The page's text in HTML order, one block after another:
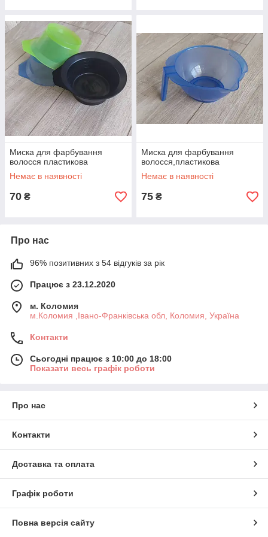
Миска для фарбування
волосся пластикова
Немає в наявності
70 ₴
Миска для фарбування
волосся,пластикова
Немає в наявності
75 ₴
Про нас
96% позитивних з 54 відгуків за рік
Працює з 23.12.2020
м. Коломия
м.Коломия ,Івано-Франківська обл, Коломия, Україна
Контакти
Сьогодні працює з 10:00 до 18:00
Показати весь графік роботи
Про нас
Контакти
Доставка та оплата
Графік роботи
Повна версія сайту